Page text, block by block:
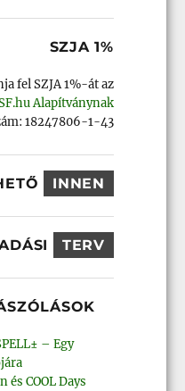
SZJA 1%
fel SZJA 1%-át az
Alapítványnak
18247806-1-43
INNEN
TERV
– Egy
és COOL Days